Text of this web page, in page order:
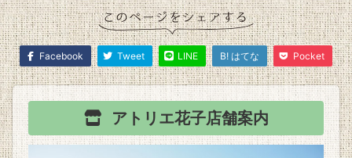
Facebook Tweet LINE B! はてな Pocket
アトリエ花子店舗案内